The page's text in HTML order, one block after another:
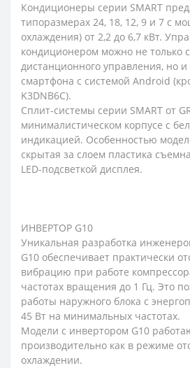
Кондиционеры серии SMART
типоразмерах 24, 18, 12, 9 и 7 с
охлаждения) от 2,2 до 6,7 кВт.
кондиционером можно не только
дистанционного управления, но и
смартфона с системой Android
K3DNB6C).
Сплит-системы серии SMART от
минималистическом корпусе с
индикацией. Особенностью
скрытая за слоем пластика
LED-подсветкой дисплея.
ИНВЕРТОР G10
Уникальная разработка
G10 обеспечивает практически
вибрацию при работе
частотах вращения до 1 Гц. Это
работы наружного блока с
45 Вт на минимальных частотах.
Модели с инвертором G10
производительно как в режиме
охлаждении.